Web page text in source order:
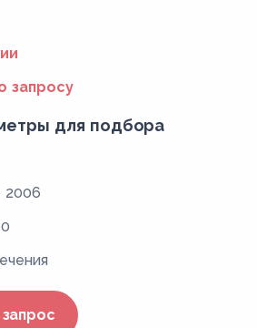
запросу
для подбора
2006